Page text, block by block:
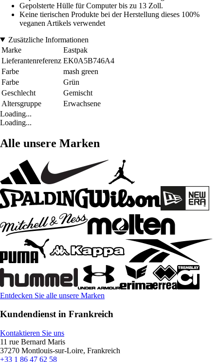
Gepolsterte Hülle für Computer bis zu 13 Zoll.
Keine tierischen Produkte bei der Herstellung dieses 100%
veganen Artikels verwendet
Zusätzliche Informationen
Marke
Eastpak
Lieferantenreferenz EK0A5B746A4
Farbe
mash green
Farbe
Grün
Geschlecht
Gemischt
Altersgruppe
Erwachsene
Loading...
Loading...
Alle unsere Marken
Entdecken Sie alle unsere Marken
Kundendienst in Frankreich
Kontaktieren Sie uns
11 rue Bernard Maris
37270 Montlouis-sur-Loire, Frankreich
+33 1 86 47 62 58